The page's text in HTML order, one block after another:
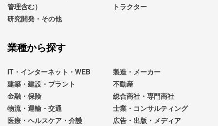
管理含む）
トラクター
研究開発・その他
業種から探す
IT・インターネット・WEB
製造・メーカー
建築・建設・プラント
不動産
金融・保険
総合商社・専門商社
物流・運輸・交通
士業・コンサルティング
医療・ヘルスケア・介護
広告・出版・メディア